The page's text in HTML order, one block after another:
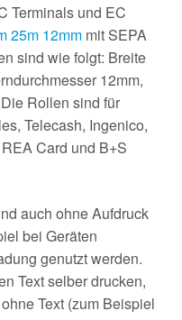
Terminals und EC
25m 12mm mit SEPA
sind wie folgt: Breite
12mm,
Rollen sind für
Telecash, Ingenico,
Card und B+S
auch ohne Aufdruck
bei Geräten
genutzt werden.
Text selber drucken,
Text (zum Beispiel